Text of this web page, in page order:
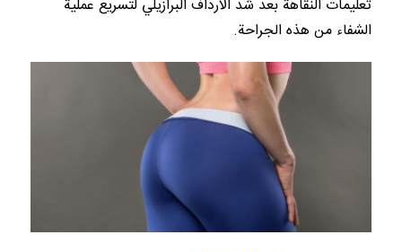
تعليمات النقاهة بعد شد الارداف البرازيلي لتسريع عملية
الشفاء من هذه الجراحة.